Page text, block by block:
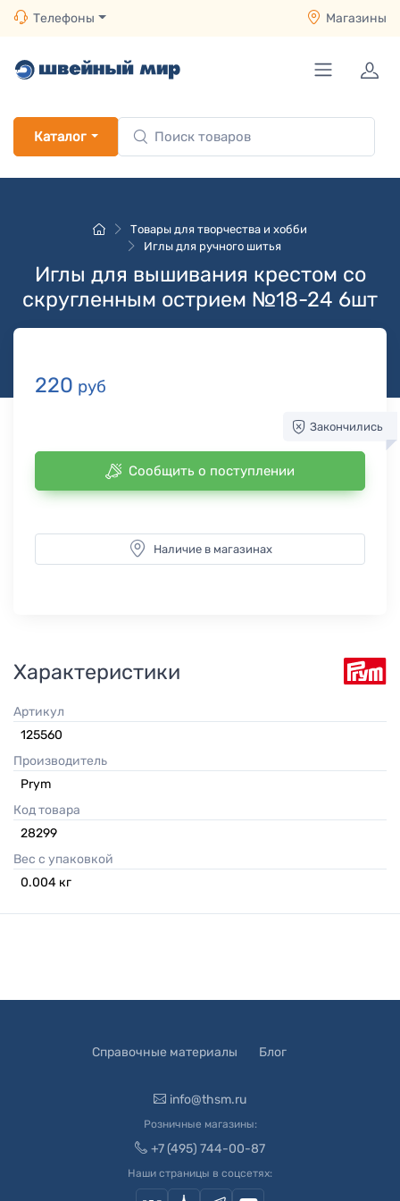
Телефоны Магазины
Каталог
Товары для творчества и хобби
Иглы для ручного шитья
Иглы для вышивания крестом со
скругленным острием №18-24 6шт
220 руб
Закончились
Сообщить о поступлении
Наличие в магазинах
Характеристики
Артикул
125560
Производитель
Prym
Код товара
28299
Вес с упаковкой
0.004 кг
Справочные материалы Блог
info@thsm.ru
Розничные магазины:
+7 (495) 744-00-87
Наши страницы в соцсетях: